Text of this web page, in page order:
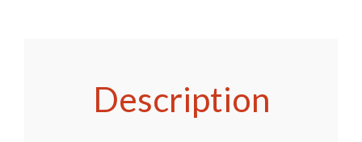
Description